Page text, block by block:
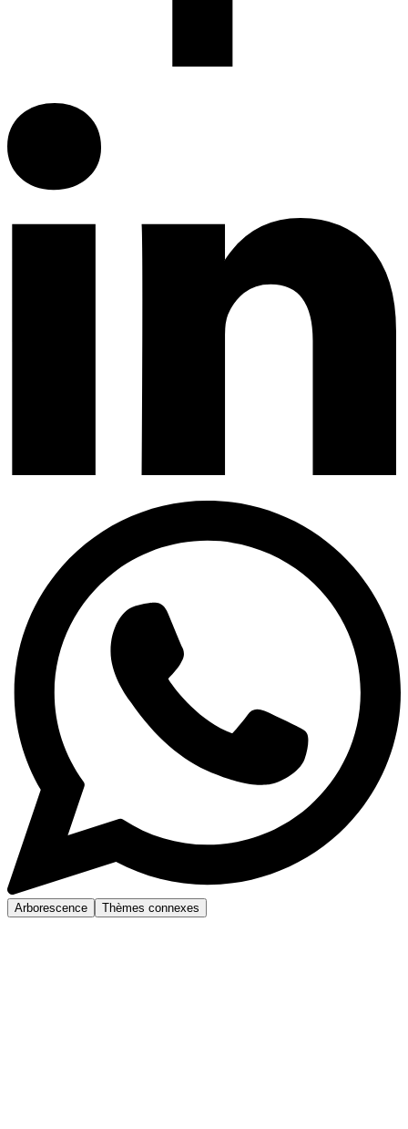
Arborescence Thèmes connexes